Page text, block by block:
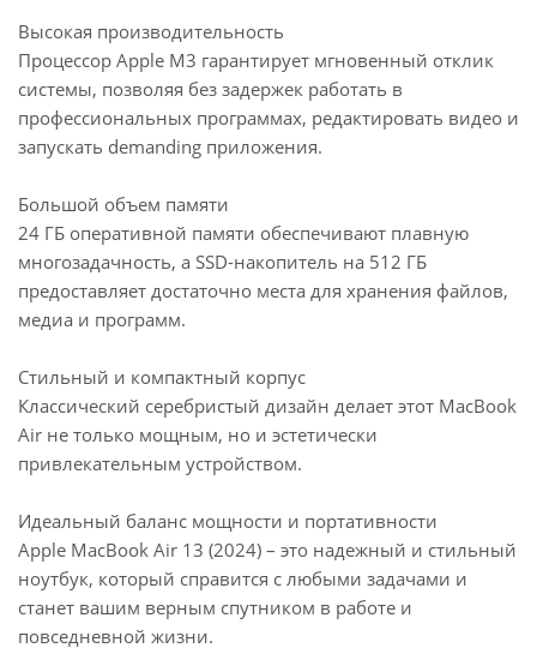
Высокая производительность
Процессор Apple M3 гарантирует мгновенный отклик
системы, позволяя без задержек работать в
профессиональных программах, редактировать видео и
запускать demanding приложения.
Большой объем памяти
24 ГБ оперативной памяти обеспечивают плавную
многозадачность, а SSD-накопитель на 512 ГБ
предоставляет достаточно места для хранения файлов,
медиа и программ.
Стильный и компактный корпус
Классический серебристый дизайн делает этот MacBook
Air не только мощным, но и эстетически
привлекательным устройством.
Идеальный баланс мощности и портативности
Apple MacBook Air 13 (2024) – это надежный и стильный
ноутбук, который справится с любыми задачами и
станет вашим верным спутником в работе и
повседневной жизни.